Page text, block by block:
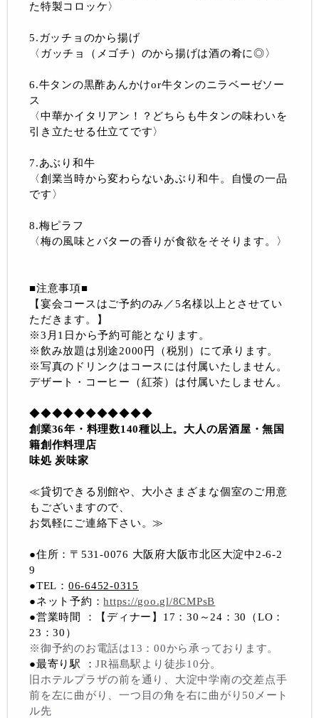
た特製コロッケ〉
5.ガッチョのから揚げ
〈ガッチョ（メゴチ）のから揚げは酒の肴に◎〉
6.牛タンの黒酢あんかけor牛タンのニラベーゼソー
ス
〈中華かイタリアン！？どちらも牛タンの味わいを
引き立たせる仕立てです〉
7.あぶり和牛
〈創業当時から変わらないあぶり和牛。自慢の一品
です〉
8.梅ピラフ
〈梅の風味とバターの香りが食欲をそそります。〉
■注意事項■
【宴会コースはご予約のみ／5名様以上とさせてい
ただきます。】
※3月1日から予約可能となります。
※飲み放題は別途2000円（税別）にて承ります。
※写真のドリンクはコースには付属いたしません。
デザート・コーヒー（紅茶）は付属いたしません。
◆◆◆◆◆◆◆◆◆◆◆
創業36年・料理数140種以上。大人の居酒屋・無国
籍創作料理店
味処 炭味家
≪貸切できる別館や、大小さまざまな個室のご用意
もございますので、
お気軽にご連絡下さい。≫
●住所：〒531-0076 大阪府大阪市北区大淀中2-6-2
9
●TEL： 06-6452-0315
●ネット予約：https://goo.gl/8CMPsB
●営業時間 ：【ディナー】17：30～24：30（LO：
23：30）
※御予約のお電話は13：00から承っております。
●最寄り駅 ：JR福島駅より徒歩10分。
旧ホテルプラザの前を通り、大淀中学南の交差点手
前を左に曲がり、一つ目の角を右に曲がり50メート
ル先